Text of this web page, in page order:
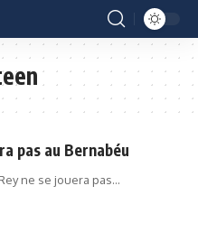
pas au Bernabéu
ne se jouera pas…